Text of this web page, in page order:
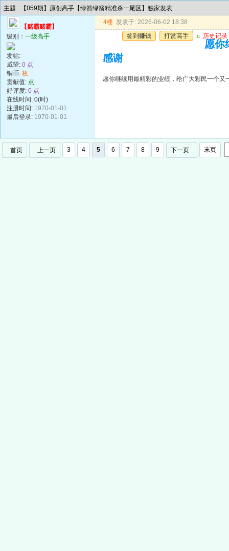
主题 : 【059期】原创高手【绿箭绿箭精准杀一尾区】独家发表
【赌霸赌霸】
级别： 一级高手
发帖:
威望: 0 点
铜币: 枚
贡献值: 点
好评度: 0 点
在线时间: 0(时)
注册时间: 1970-01-01
最后登录: 1970-01-01
4楼 发表于: 2026-06-02 18:38
签到赚钱
打赏高手 u 历史记录
愿你
感谢
愿你继续用最精彩的业绩，给广大彩民一个又
首页 上一页 3 4 5 6 7 8 9 下一页 末页